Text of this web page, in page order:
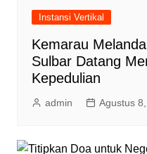
Instansi Vertikal
Kemarau
Sulbar Datang
Kepedulian
admin Agustus